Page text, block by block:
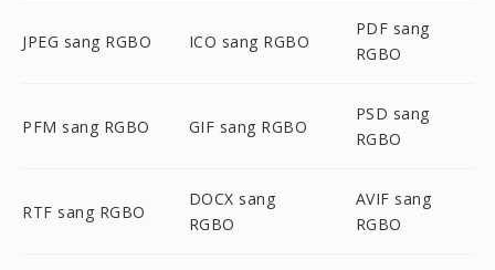
JPEG sang RGBO ICO sang RGBO
PDF sang
RGBO
PFM sang RGBO GIF sang RGBO
PSD sang
RGBO
RTF sang RGBO
DOCX sang
RGBO
AVIF sang
RGBO